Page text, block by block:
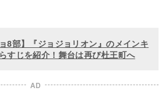
8部】『ジョジョリオン』のメインキ
すじを紹介！舞台は再び杜王町へ
AD